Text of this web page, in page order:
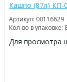
Кашпо (87л) КП-
Артикул: 00116629
Кол-во в упаковке:
Для просмотра